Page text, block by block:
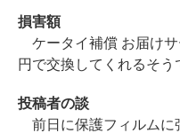
損害額
ケータイ補償 お届け
円で交換してくれるそう
投稿者の談
前日に保護フィルムに